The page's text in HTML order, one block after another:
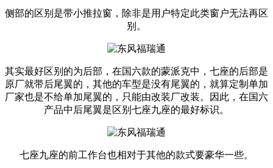
侧部的区别是带小推拉窗，除非是用户特定此类窗户无法再区
别。
其实最好区别的为后部，在国六款的蒙派克中，七座的后部是
原厂就带后尾翼的，其他的车型是没有尾翼的，就算定制单加
厂家也是不给单加尾翼的，只能由改装厂改装。因此，在国六
产品中后尾翼是区别七座九座的最好标识。
七座九座的前工作台也相对于其他的款式要豪华一些。